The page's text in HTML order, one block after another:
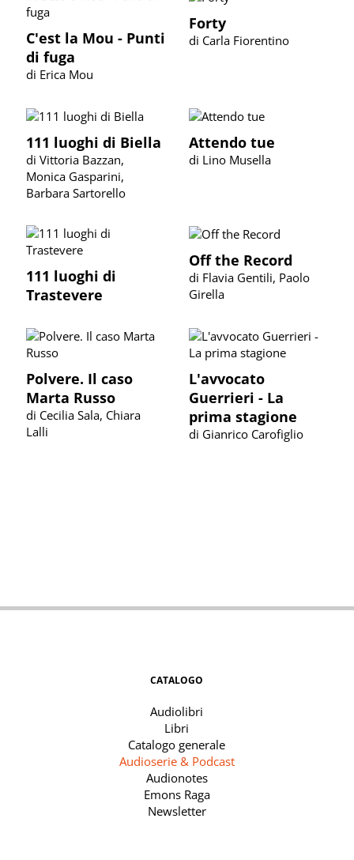
C'est la Mou - Punti
di fuga
di Erica Mou
Forty
di Carla Fiorentino
111 luoghi di Biella
di Vittoria Bazzan,
Monica Gasparini,
Barbara Sartorello
Attendo tue
di Lino Musella
111 luoghi di
Trastevere
Off the Record
di Flavia Gentili, Paolo
Girella
Polvere. Il caso
Marta Russo
di Cecilia Sala, Chiara
Lalli
L'avvocato
Guerrieri - La
prima stagione
di Gianrico Carofiglio
CATALOGO
Audiolibri
Libri
Catalogo generale
Audioserie & Podcast
Audionotes
Emons Raga
Newsletter